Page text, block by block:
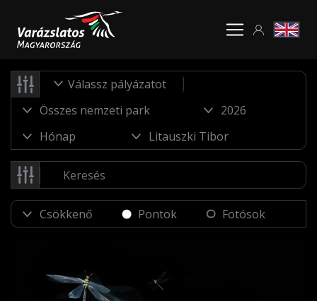
Válassz pályázatot
Pontok Fotósok